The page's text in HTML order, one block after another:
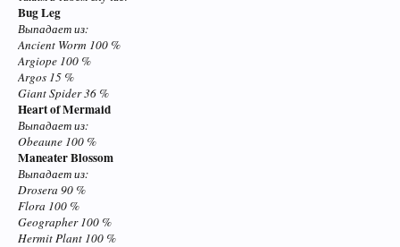
Bug Leg
Выпадает из:
Ancient Worm 100 %
Argiope 100 %
Argos 15 %
Giant Spider 36 %
Heart of Mermaid
Выпадает из:
Obeaune 100 %
Maneater Blossom
Выпадает из:
Drosera 90 %
Flora 100 %
Geographer 100 %
Hermit Plant 100 %